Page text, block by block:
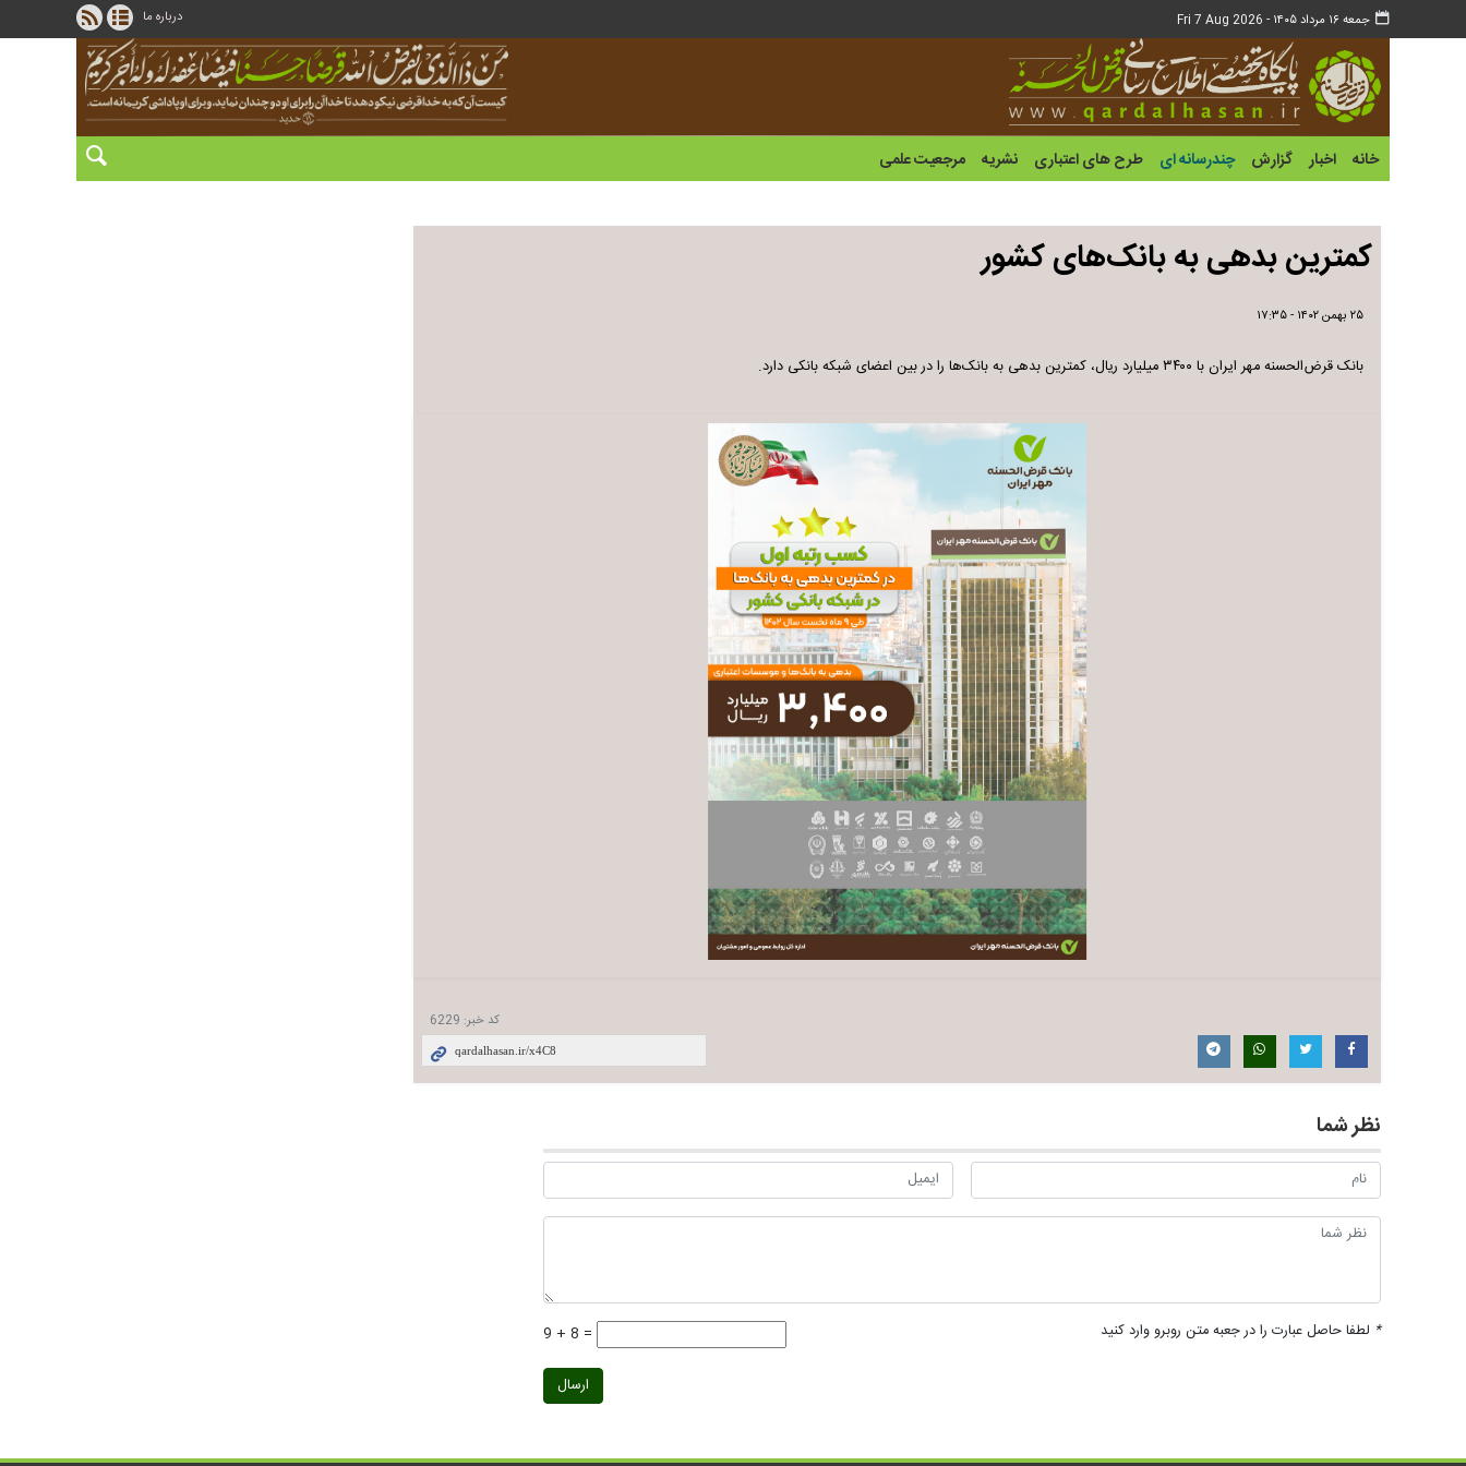
جمعه ۱۶ مرداد ۱۴۰۵ - Fri 7 Aug 2026 درباره ما
خانه اخبار گزارش چندرسانه ای طرح های اعتباری نشریه مرجعیت علمی
کمترین بدهی به بانک‌های کشور
۲۵ بهمن ۱۴۰۲ - ۱۷:۳۵
بانک قرض‌الحسنه مهر ایران با ۳۴۰۰ میلیارد ریال، کمترین بدهی به بانک‌ها را در بین اعضای شبکه بانکی دارد.
کد خبر: 6229
نظر شما
* لطفا حاصل عبارت را در جعبه متن روبرو وارد کنید 9 + 8 =
ارسال